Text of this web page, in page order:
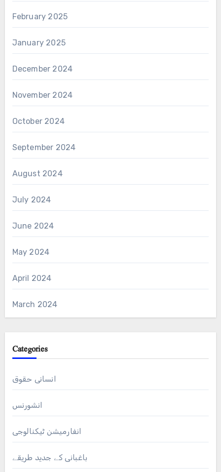
February 2025
January 2025
December 2024
November 2024
October 2024
September 2024
August 2024
July 2024
June 2024
May 2024
April 2024
March 2024
Categories
انسانی حقوق
انشورنس
انفارمیشن ٹیکنالوجی
باغبانی کے جدید طریقے